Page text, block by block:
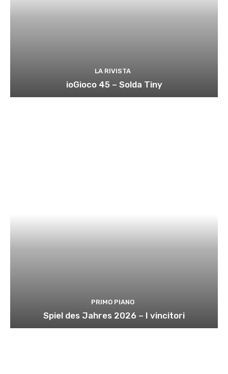
LA RIVISTA
ioGioco 45 – Solda Tiny
PRIMO PIANO
Spiel des Jahres 2026 – I vincitori